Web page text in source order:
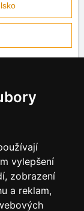
vylepšení
zobrazení
a reklam,
na ubytování